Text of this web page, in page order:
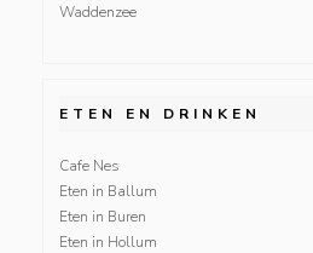
Waddenzee
ETEN EN DRINKEN
Cafe Nes
Eten in Ballum
Eten in Buren
Eten in Hollum